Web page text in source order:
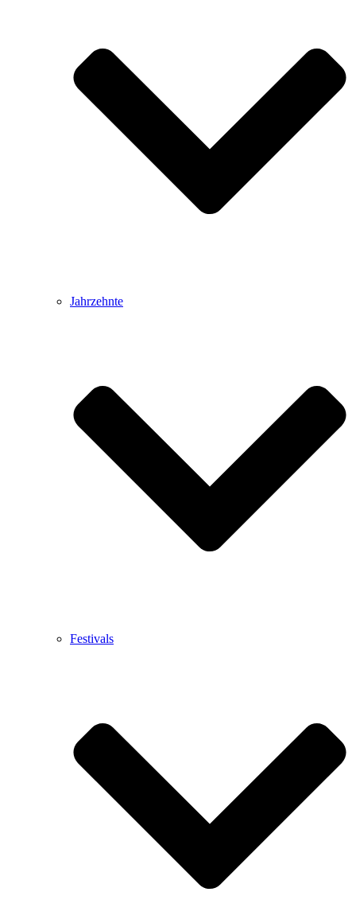
Jahrzehnte
Festivals